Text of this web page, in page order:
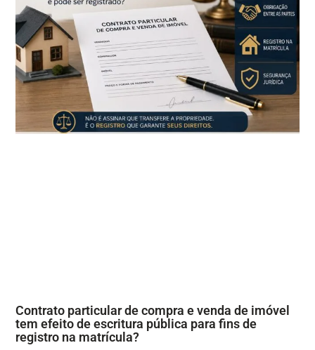
Contrato particular de compra e venda de imóvel
tem efeito de escritura pública para fins de
registro na matrícula?